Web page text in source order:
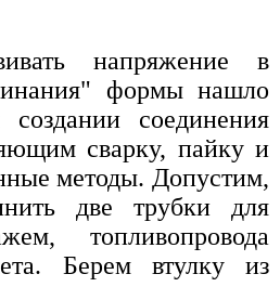
напряжение в
формы нашло
соединения
сварку, пайку и
методы. Допустим,
две трубки для
топливопровода
Берем втулку из